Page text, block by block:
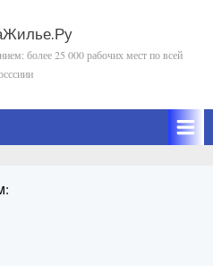
более 25 000 рабочих мест по всей